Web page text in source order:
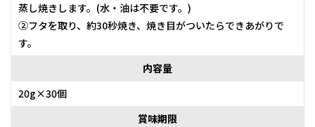
蒸し焼きします。(水・油は不要です。)
②フタを取り、約30秒焼き、焼き目がついたらできあがりで
す。
内容量
20g×30個
賞味期限